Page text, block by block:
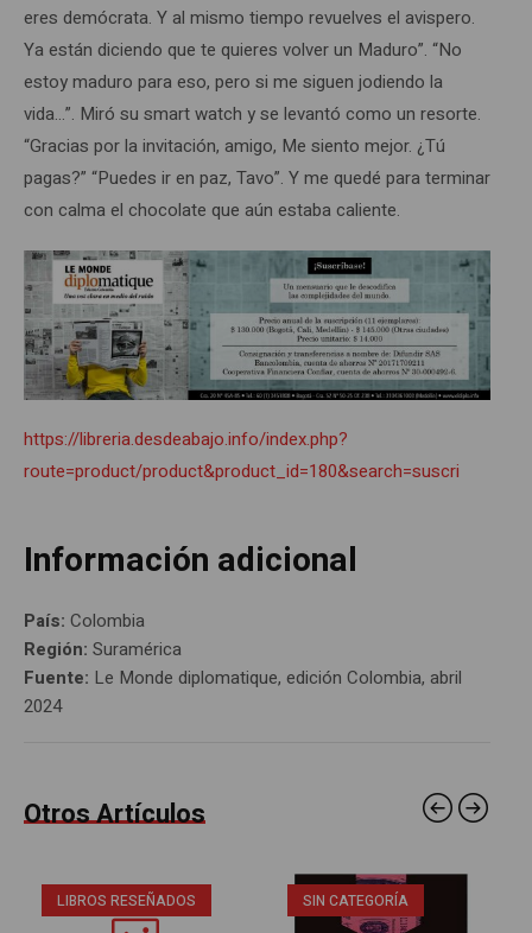
eres demócrata. Y al mismo tiempo revuelves el avispero.
Ya están diciendo que te quieres volver un Maduro”. “No
estoy maduro para eso, pero si me siguen jodiendo la
vida…”. Miró su smart watch y se levantó como un resorte.
“Gracias por la invitación, amigo, Me siento mejor. ¿Tú
pagas?” “Puedes ir en paz, Tavo”. Y me quedé para terminar
con calma el chocolate que aún estaba caliente.
https://libreria.desdeabajo.info/index.php?
route=product/product&product_id=180&search=suscri
Información adicional
País: Colombia
Región: Suramérica
Fuente: Le Monde diplomatique, edición Colombia, abril
2024
Otros Artículos
LIBROS RESEÑADOS SIN CATEGORÍA